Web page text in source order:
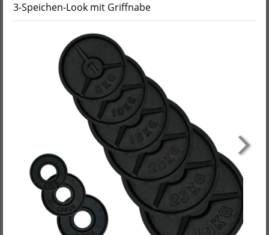
3-Speichen-Look mit Griffnabe
